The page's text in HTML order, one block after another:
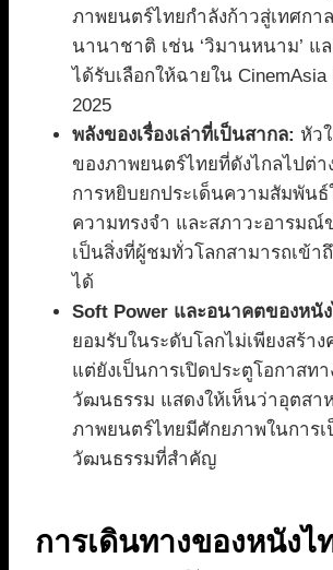
ภาพยนตร์ไทยกำลังก้าวสู่เทศกา
นานาชาติ เช่น ‘วิมานหนาม’ แ
ได้รับเลือกให้ฉายใน CinemAsia
2025
พลังของเรื่องเล่าที่เป็นสากล: หัว
ของภาพยนตร์ไทยที่ดังไกลไปต่
การหยิบยกประเด็นความสัมพันธ์
ความทรงจำ และสภาวะอารมณ์
เป็นสิ่งที่ผู้ชมทั่วโลกสามารถเข้า
ได้
Soft Power และอนาคตของหนั
ยอมรับในระดับโลกไม่เพียงสร้า
แต่ยังเป็นการเปิดประตูโอกาสทา
วัฒนธรรม แสดงให้เห็นว่าอุตสา
ภาพยนตร์ไทยมีศักยภาพในการ
วัฒนธรรมที่สำคัญ
การเดินทางของหนังไ